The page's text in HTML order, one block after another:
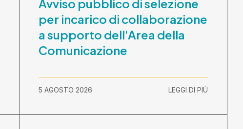
Avviso pubblico di selezione
per incarico di collaborazione
a supporto dell'Area della
Comunicazione
5 AGOSTO 2026 LEGGI DI PIÙ